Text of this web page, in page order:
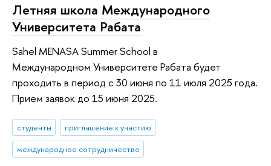
Летняя школа Международного
Университета Рабата
Sahel MENASA Summer School в
Международном Университете Рабата будет
проходить в период с 30 июня по 11 июля 2025 года.
Прием заявок до 15 июня 2025.
студенты
приглашение к участию
международное сотрудничество